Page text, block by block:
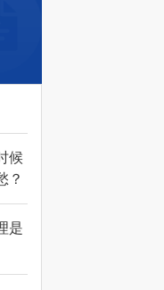
候
？
是